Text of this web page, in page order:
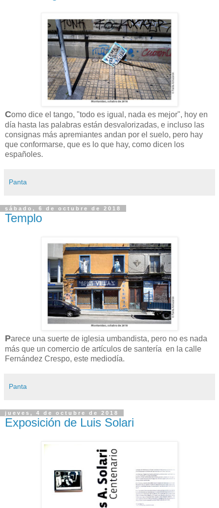
Como dice el tango, "todo es igual, nada es mejor", hoy en
día hasta las palabras están desvalorizadas, e incluso las
consignas más apremiantes andan por el suelo, pero hay
que conformarse, que es lo que hay, como dicen los
españoles.
Panta
sábado, 6 de octubre de 2018
Templo
Parece una suerte de iglesia umbandista, pero no es nada
más que un comercio de artículos de santería en la calle
Fernández Crespo, este mediodía.
Panta
jueves, 4 de octubre de 2018
Exposición de Luis Solari